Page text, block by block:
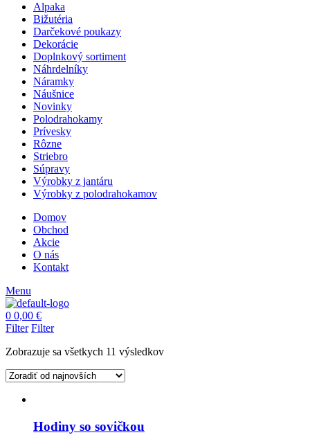
Alpaka
Bižutéria
Darčekové poukazy
Dekorácie
Doplnkový sortiment
Náhrdelníky
Náramky
Náušnice
Novinky
Polodrahokamy
Prívesky
Rôzne
Striebro
Súpravy
Výrobky z jantáru
Výrobky z polodrahokamov
Domov
Obchod
Akcie
O nás
Kontakt
Menu
0 0,00 €
Filter Filter
Zobrazuje sa všetkych 11 výsledkov
Hodiny so sovičkou